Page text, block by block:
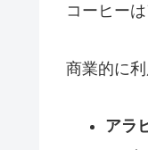
コーヒー
商業的に
アラ